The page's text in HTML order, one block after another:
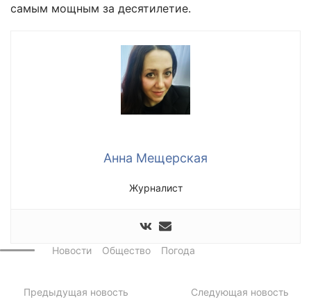
самым мощным за десятилетие.
Анна Мещерская
Журналист
Новости Общество Погода
Предыдущая новость Следующая новость